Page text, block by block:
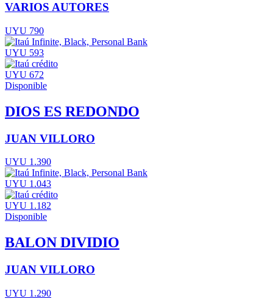
VARIOS AUTORES
UYU 790
UYU 593
UYU 672
Disponible
DIOS ES REDONDO
JUAN VILLORO
UYU 1.390
UYU 1.043
UYU 1.182
Disponible
BALON DIVIDIO
JUAN VILLORO
UYU 1.290